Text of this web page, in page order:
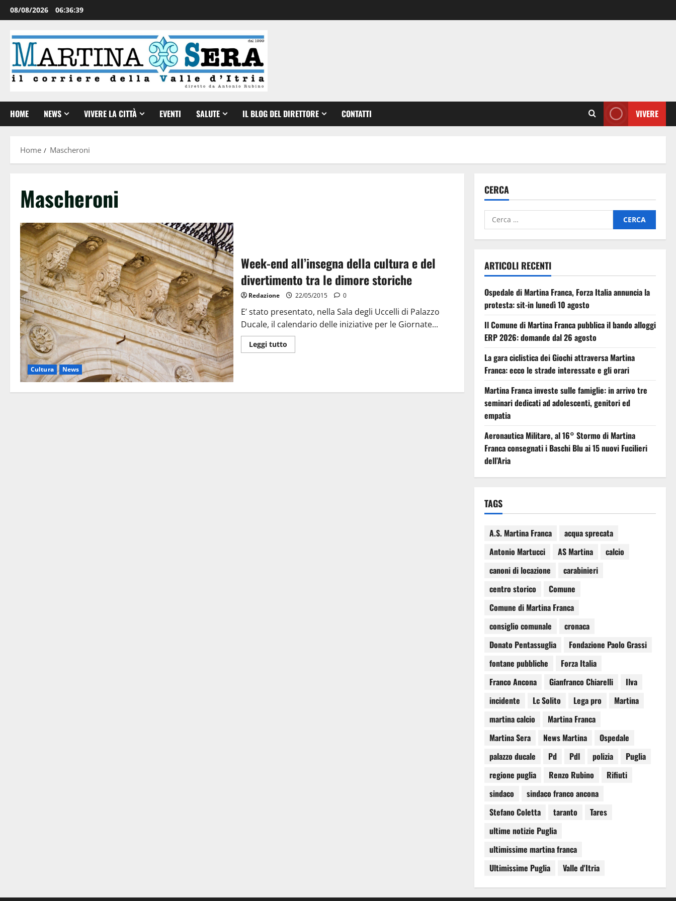
08/08/2026 06:36:40
HOME NEWS VIVERE LA CITTÀ EVENTI SALUTE IL BLOG DEL DIRETTORE CONTATTI VIVERE
Home Mascheroni
Mascheroni
Cultura News
Week-end all’insegna della cultura e del
divertimento tra le dimore storiche
Redazione 22/05/2015 0
E’ stato presentato, nella Sala degli Uccelli di Palazzo
Ducale, il calendario delle iniziative per le Giornate...
Leggi tutto
CERCA
ARTICOLI RECENTI
Ospedale di Martina Franca, Forza Italia annuncia la
protesta: sit-in lunedì 10 agosto
Il Comune di Martina Franca pubblica il bando alloggi
ERP 2026: domande dal 26 agosto
La gara ciclistica dei Giochi attraversa Martina
Franca: ecco le strade interessate e gli orari
Martina Franca investe sulle famiglie: in arrivo tre
seminari dedicati ad adolescenti, genitori ed
empatia
Aeronautica Militare, al 16° Stormo di Martina
Franca consegnati i Baschi Blu ai 15 nuovi Fucilieri
dell’Aria
TAGS
A.S. Martina Franca
acqua sprecata
Antonio Martucci
AS Martina
calcio
canoni di locazione
carabinieri
centro storico
Comune
Comune di Martina Franca
consiglio comunale
cronaca
Donato Pentassuglia
Fondazione Paolo Grassi
fontane pubbliche
Forza Italia
Franco Ancona
Gianfranco Chiarelli
Ilva
incidente
Lc Solito Lega pro
Martina
martina calcio
Martina Franca
Martina Sera
News Martina
Ospedale
palazzo ducale
Pd Pdl polizia
Puglia
regione puglia
Renzo Rubino
Rifiuti
sindaco
sindaco franco ancona
Stefano Coletta
taranto
Tares
ultime notizie Puglia
ultimissime martina franca
Ultimissime Puglia
Valle d'Itria